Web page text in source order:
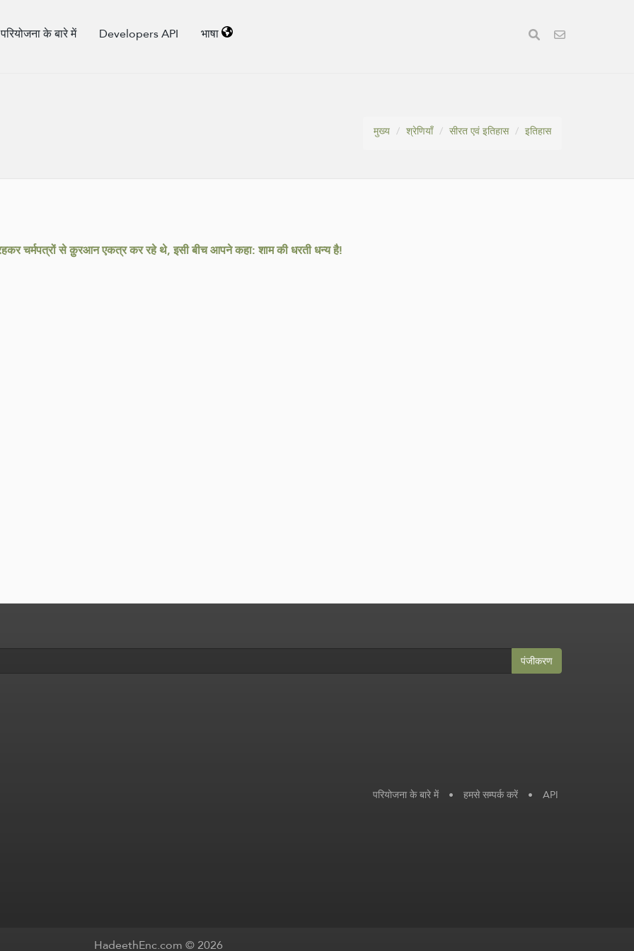
परियोजना के बारे में Developers API भाषा
मुख्य
श्रेणियाँ सीरत एवं इतिहास इतिहास
चर्मपत्रों से क़ुरआन एकत्र कर रहे थे, इसी बीच आपने कहा: शाम की धरती धन्य है!
पंजीकरण
परियोजना के बारे में • हमसे सम्पर्क करें • API
HadeethEnc.com © 2026